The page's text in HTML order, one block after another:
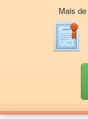
Mais de